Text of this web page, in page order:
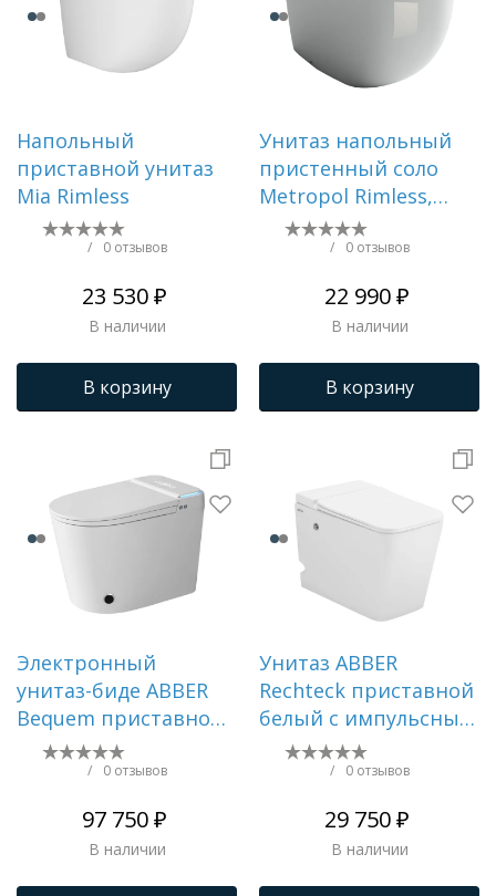
Душевые уголки и ограждения
Трапы для душевых
Напольный
приставной унитаз
Mia Rimless
/ 0 отзывов
23 530 ₽
В наличии
В корзину
Унитаз напольный
пристенный соло
Metropol Rimless,
глубокий смыв,
горизонтальный
/ 0 отзывов
22 990 ₽
В наличии
В корзину
Электронный
унитаз-биде ABBER
Bequem приставной
белый AC1117S
/ 0 отзывов
97 750 ₽
В наличии
Унитаз ABBER
Rechteck приставной
белый с импульсным
смывом AC1213P
/ 0 отзывов
29 750 ₽
В наличии